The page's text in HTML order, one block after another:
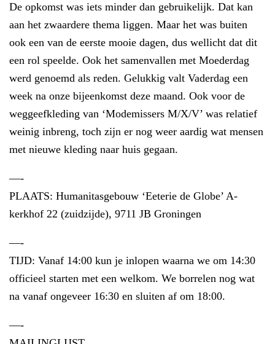
De opkomst was iets minder dan gebruikelijk. Dat kan
aan het zwaardere thema liggen. Maar het was buiten
ook een van de eerste mooie dagen, dus wellicht dat dit
een rol speelde. Ook het samenvallen met Moederdag
werd genoemd als reden. Gelukkig valt Vaderdag een
week na onze bijeenkomst deze maand. Ook voor de
weggeefkleding van ‘Modemissers M/X/V’ was relatief
weinig inbreng, toch zijn er nog weer aardig wat mensen
met nieuwe kleding naar huis gegaan.
—-
PLAATS: Humanitasgebouw ‘Eeterie de Globe’ A-
kerkhof 22 (zuidzijde), 9711 JB Groningen
—-
TIJD: Vanaf 14:00 kun je inlopen waarna we om 14:30
officieel starten met een welkom. We borrelen nog wat
na vanaf ongeveer 16:30 en sluiten af om 18:00.
—-